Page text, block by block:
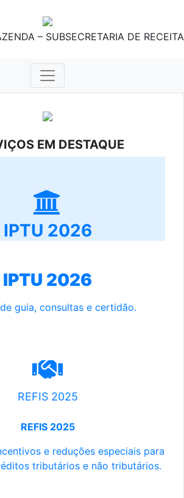
– SUBSECRETARIA DE RECEITA
EM DESTAQUE
IPTU 2026
IPTU 2026
guia, consultas e certidão.
REFIS 2025
REFIS 2025
e reduções especiais para
tributários e não tributários.